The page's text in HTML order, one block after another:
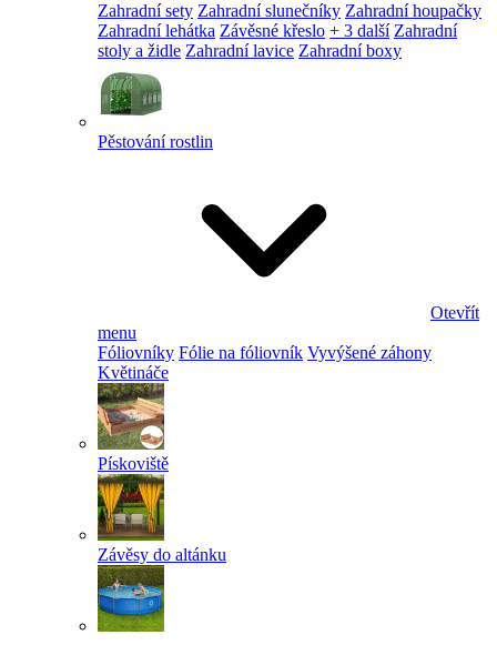
Zahradní sety Zahradní slunečníky Zahradní houpačky
Zahradní lehátka Závěsné křeslo + 3 další Zahradní
stoly a židle Zahradní lavice Zahradní boxy
Pěstování rostlin
Otevřít
menu
Fóliovníky Fólie na fóliovník Vyvýšené záhony
Květináče
Pískoviště
Závěsy do altánku